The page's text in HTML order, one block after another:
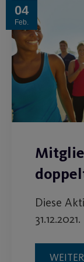
04
Feb.
Diese
31.12.2021.